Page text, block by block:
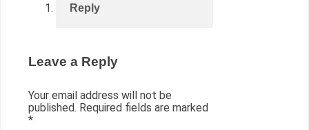
Reply
Leave a Reply
Your email address will not be
published. Required fields are marked
*